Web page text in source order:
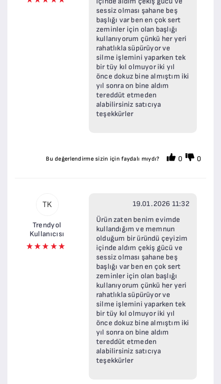
sessiz olması şahane beş
başlığı var ben en çok sert
zeminler için olan başlığı
kullanıyorum çünkü her yeri
rahatlıkla süpürüyor ve
silme işlemini yaparken tek
bir tüy kıl olmuyor iki yıl
önce dokuz bine almıştım iki
yıl sonra on bine aldım
tereddüt etmeden
alabilirsiniz satıcıya
teşekkürler
Bu değerlendirme sizin için faydalı mıydı? 0 0
TK
Trendyol
Kullanıcısı
19.01.2026 11:32
Ürün zaten benim evimde
kullandığım ve memnun
olduğum bir üründü çeyizim
içinde aldım çekiş gücü ve
sessiz olması şahane beş
başlığı var ben en çok sert
zeminler için olan başlığı
kullanıyorum çünkü her yeri
rahatlıkla süpürüyor ve
silme işlemini yaparken tek
bir tüy kıl olmuyor iki yıl
önce dokuz bine almıştım iki
yıl sonra on bine aldım
tereddüt etmeden
alabilirsiniz satıcıya
teşekkürler